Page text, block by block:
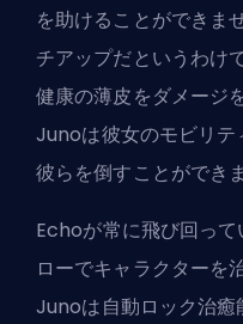
を助けることができま
チアップだというわけ
健康の薄皮をダメージ
Junoは彼女のモビリテ
彼らを倒すことができま
Echoが常に飛び回っ
ローでキャラクターを
Junoは自動ロック治癒